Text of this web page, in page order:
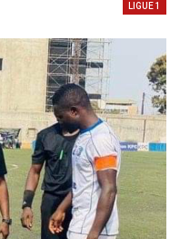
LIGUE 1